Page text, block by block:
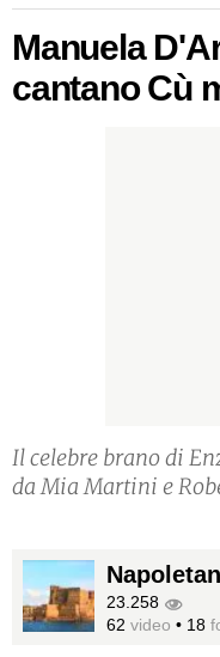
Manuela
cantano Cù
Il celebre brano di
da Mia Martini e
23.258
62 video • 18